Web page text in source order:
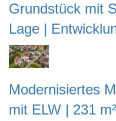
Grundstück mit
Lage |
Modernisiertes
mit ELW | 231